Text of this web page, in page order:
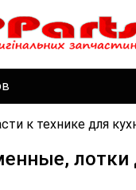
к технике для
лотки